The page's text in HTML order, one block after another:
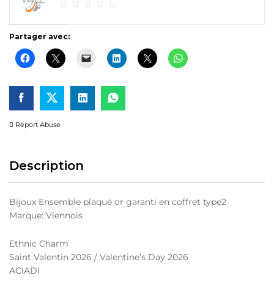
Partager avec:
Report Abuse
Description
Bijoux Ensemble plaqué or garanti en coffret type2
Marque: Viennois
Ethnic Charm
Saint Valentin 2026 / Valentine’s Day 2026
ACIADI